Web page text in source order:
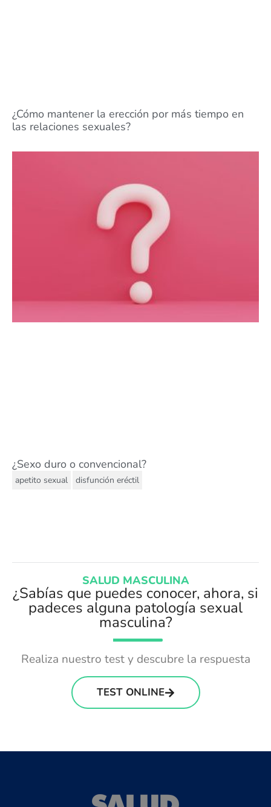
¿Cómo mantener la erección por más tiempo en
las relaciones sexuales?
¿Sexo duro o convencional?
apetito sexual disfunción eréctil
SALUD MASCULINA
¿Sabías que puedes conocer, ahora, si
padeces alguna patología sexual
masculina?
Realiza nuestro test y descubre la respuesta
TEST ONLINE